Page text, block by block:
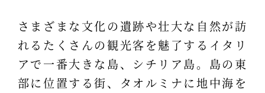
さまざまな文化の遺跡や壮大な自然が訪
れるたくさんの観光客を魅了するイタリ
アで一番大きな島、シチリア島。島の東
部に位置する街、タオルミナに地中海を